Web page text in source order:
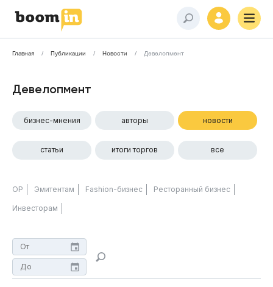
Главная Публикации Новости Девелопмент
Девелопмент
бизнес-мнения авторы новости
статьи итоги торгов все
ОР Эмитентам Fashion-бизнес Ресторанный бизнес
Инвесторам